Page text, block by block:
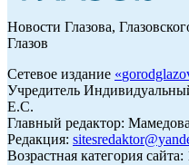
Новости Глазова,
Глазов
Сетевое издание «
Учредитель
Е.С.
Главный редактор:
Редакция:
Возрастная категория сайта: